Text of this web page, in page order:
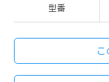
型番